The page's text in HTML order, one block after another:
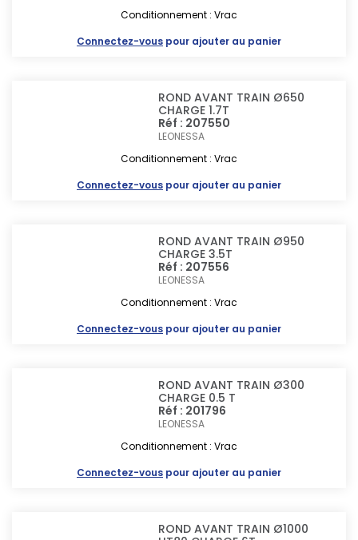
Conditionnement : Vrac
Connectez-vous pour ajouter au panier
ROND AVANT TRAIN Ø650
CHARGE 1.7T
Réf : 207550
LEONESSA
Conditionnement : Vrac
Connectez-vous pour ajouter au panier
ROND AVANT TRAIN Ø950
CHARGE 3.5T
Réf : 207556
LEONESSA
Conditionnement : Vrac
Connectez-vous pour ajouter au panier
ROND AVANT TRAIN Ø300
CHARGE 0.5 T
Réf : 201796
LEONESSA
Conditionnement : Vrac
Connectez-vous pour ajouter au panier
ROND AVANT TRAIN Ø1000